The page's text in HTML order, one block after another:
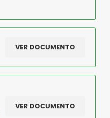
VER DOCUMENTO
VER DOCUMENTO